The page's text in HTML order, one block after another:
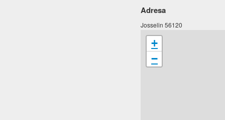
Adresa
Josselin 56120
+
−